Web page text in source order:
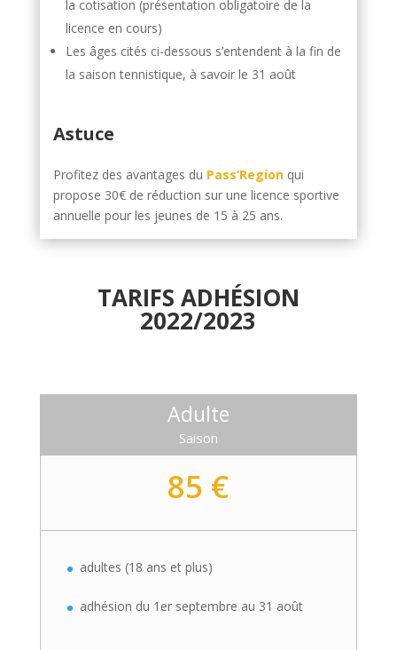
la cotisation (présentation obligatoire de la
licence en cours)
Les âges cités ci-dessous s’entendent à la fin de
la saison tennistique, à savoir le 31 août
Astuce
Profitez des avantages du Pass’Regionqui
propose 30€ de réduction sur une licence sportive
annuelle pour les jeunes de 15 à 25 ans.
TARIFS ADHÉSION
2022/2023
Adulte
Saison
85 €
adultes (18 ans et plus)
adhésion du 1er septembre au 31 août